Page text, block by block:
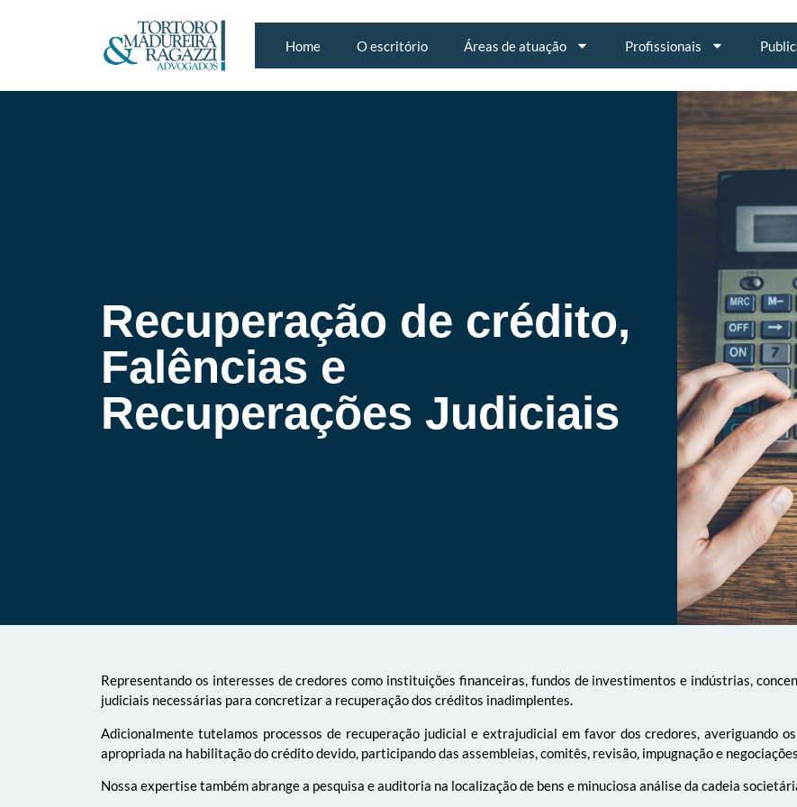
Home O escritório Áreas de atuação Profissionais
Recuperação de crédito,
Falências e
Recuperações Judiciais
Representando os interesses de credores como instituições financeiras, fundos de investimentos e indústrias,
judiciais necessárias para concretizar a recuperação dos créditos inadimplentes.
Adicionalmente tutelamos processos de recuperação judicial e extrajudicial em favor dos credores, averiguando
apropriada na habilitação do crédito devido, participando das assembleias, comitês, revisão, impugnação e
Nossa expertise também abrange a pesquisa e auditoria na localização de bens e minuciosa análise da cadeia